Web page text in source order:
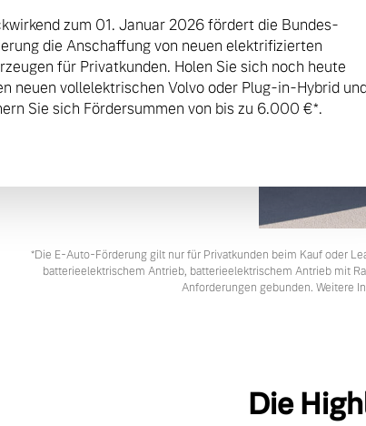
zum 01. Januar 2026 fördert die Bundes-
die Anschaffung von neuen elektrifizierten
für Privatkunden. Holen Sie sich noch heute
neuen vollelektrischen Volvo oder Plug-in-Hybrid
Sie sich Fördersummen von bis zu 6.000 €⁠*.
*Die E‑Auto-Förderung gilt nur für Privatkunden beim Kauf oder
batterieelektrischem Antrieb, batterieelektrischem Antrieb mit
Anforderungen gebunden. Weitere
Die